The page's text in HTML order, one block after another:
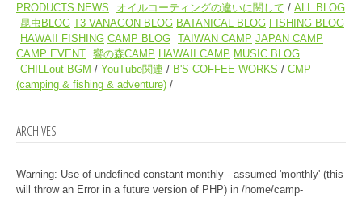
PRODUCTS NEWS
オイルコーティングの違いに関して
ALL BLOG
昆虫BLOG T3 VANAGON BLOG BATANICAL BLOG FISHING BLOG
HAWAII FISHING CAMP BLOG TAIWAN CAMP JAPAN CAMP
CAMP EVENT 響の森CAMP HAWAII CAMP MUSIC BLOG
CHILLout BGM
YouTube関連 B'S COFFEE WORKS
CMP
(camping & fishing & adventure)
ARCHIVES
Warning: Use of undefined constant monthly - assumed 'monthly' (this
will throw an Error in a future version of PHP) in /home/camp-